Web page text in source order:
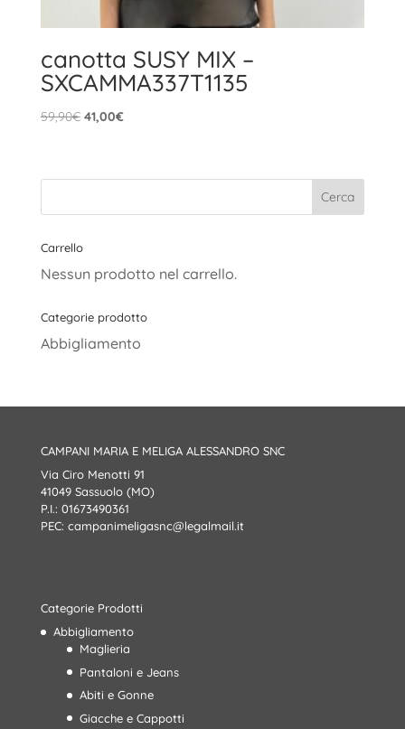
canotta SUSY MIX –
SXCAMMA337T1135
59,90€ Il
era:
41,00€Il
è:
Carrello
Nessun prodotto nel carrello.
Categorie prodotto
Abbigliamento
CAMPANI MARIA E MELIGA ALESSANDRO SNC
Via Ciro Menotti 91
41049 Sassuolo (MO)
P.I.: 01673490361
PEC: campanimeligasnc@legalmail.it
Categorie Prodotti
Abbigliamento
Maglieria
Pantaloni e Jeans
Abiti e Gonne
Giacche e Cappotti